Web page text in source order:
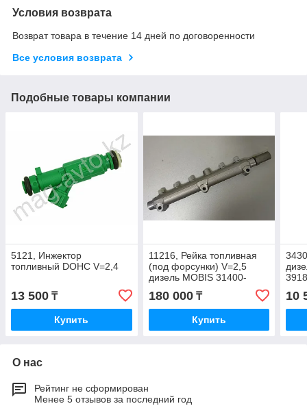
Условия возврата
Возврат товара в течение 14 дней по договоренности
Все условия возврата
Подобные товары компании
5121, Инжектор
топливный DOHC V=2,4
13 500 ₸
Купить
11216, Рейка топливная
(под форсунки) V=2,5
дизель MOBIS 31400-
180 000₸
Купить
10
О нас
Рейтинг не сформирован
Менее 5 отзывов за последний год